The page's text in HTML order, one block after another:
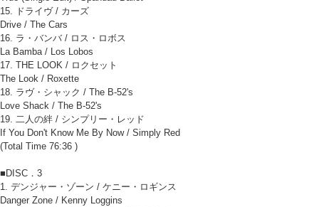
15. ドライヴ / カーズ
Drive / The Cars
16. ラ・バンバ / ロス・ロボス
La Bamba / Los Lobos
17. THE LOOK / ロクセット
The Look / Roxette
18. ラヴ・シャック / The B-52's
Love Shack / The B-52's
19. 二人の絆 / シンプリー・レッド
If You Don't Know Me By Now / Simply Red
(Total Time 76:36 )
■DISC．3
1. デンジャー・ゾーン / ケニー・ロギンス
Danger Zone / Kenny Loggins